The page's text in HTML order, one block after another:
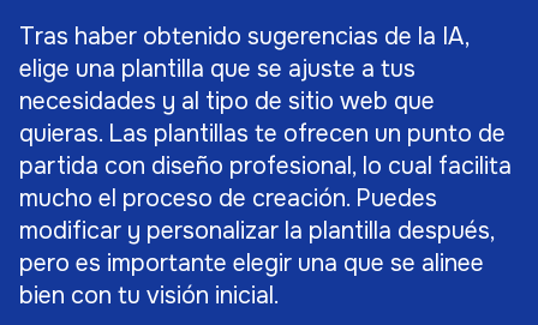
Tras haber obtenido sugerencias de la IA,
elige una plantilla que se ajuste a tus
necesidades y al tipo de sitio web que
quieras. Las plantillas te ofrecen un punto de
partida con diseño profesional, lo cual facilita
mucho el proceso de creación. Puedes
modificar y personalizar la plantilla después,
pero es importante elegir una que se alinee
bien con tu visión inicial.